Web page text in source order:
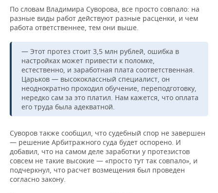
По словам Владимира Суворова, все просто совпало: на
разные виды работ действуют разные расценки, и чем
работа ответственнее, тем они выше.
— Этот протез стоит 3,5 млн рублей, ошибка в
настройках может привести к поломке,
естественно, и заработная плата соответственная.
Царьков — высококлассный специалист, он
неоднократно проходил обучение, переподготовку,
нередко сам за это платил. Нам кажется, что оплата
его труда была адекватной.
Суворов также сообщил, что судебный спор не завершен
— решение Арбитражного суда будет оспорено. И
добавил, что на самом деле заработки у протезистов
совсем не такие высокие — «просто тут так совпало», и
подчеркнул, что расчет возмещения был проведен
согласно закону.